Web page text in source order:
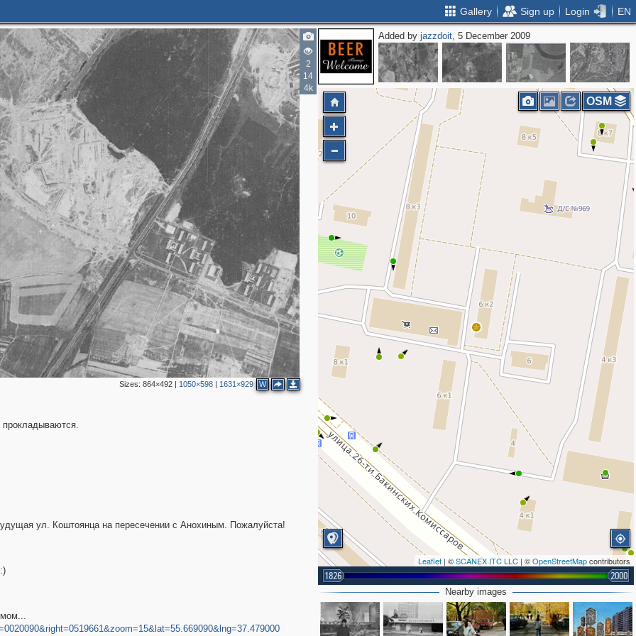
Gallery Sign up Login EN
2
14
4k
Sizes: 864×492| 1050×598| 1631×929 W
прокладываются.
Added byjazzdoit, 5 December 2009
2
Leaflet | ©SCANEX ITC LLC| ©OpenStreetMapcontributors
1826 2000
OSM
Nearby images
ул. Коштоянца на пересечении с Анохиным. Пожалуйста!